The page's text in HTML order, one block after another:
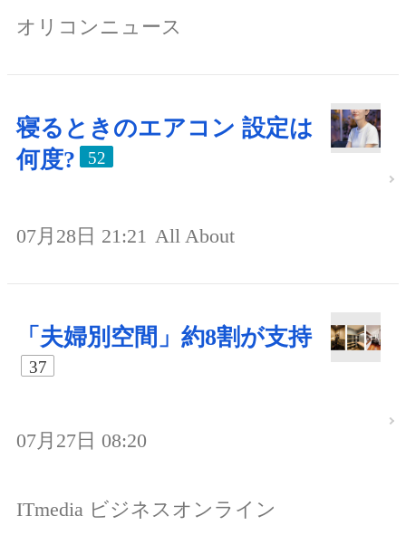
オリコンニュース
寝るときのエアコン 設定は
何度?
52
07月28日 21:21 All About
「夫婦別空間」約8割が支持
37
07月27日 08:20
ITmedia ビジネスオンライン